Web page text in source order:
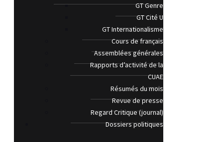
GT Genre
GT Cité U
GT Internationalisme
Cours de français
Assemblées générales
Rapports d’activité de la
CUAE
Résumés du mois
Revue de presse
Regard Critique (journal)
Dossiers politiques